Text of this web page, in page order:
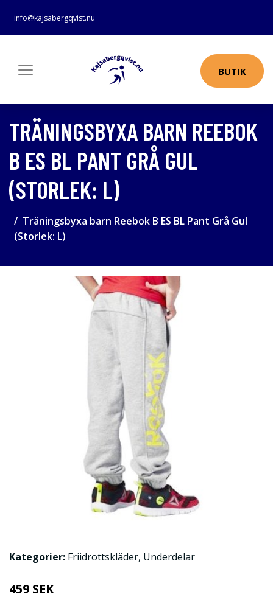
info@kajsabergqvist.nu
BUTIK
TRÄNINGSBYXA BARN REEBOK
B ES BL PANT GRÅ GUL
(STORLEK: L)
Träningsbyxa barn Reebok B ES BL Pant Grå Gul
(Storlek: L)
Kategorier: Friidrottskläder, Underdelar
459 SEK